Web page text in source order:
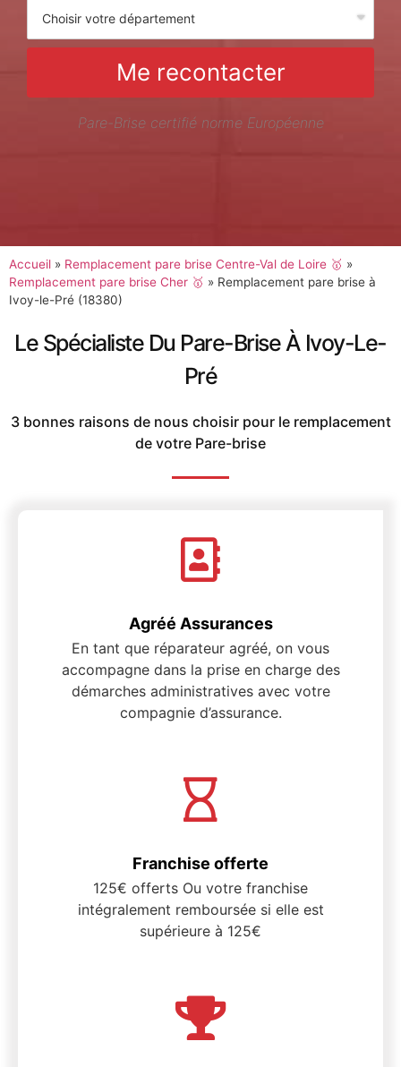
Me recontacter
Pare-Brise certifié norme Européenne
Accueil » Remplacement pare brise Centre-Val de Loire 🥇 »
Remplacement pare brise Cher 🥇 » Remplacement pare brise à
Ivoy-le-Pré (18380)
Le Spécialiste Du Pare-Brise À Ivoy-Le-
Pré
3 bonnes raisons de nous choisir pour le remplacement
de votre Pare-brise
Agréé Assurances
En tant que réparateur agréé, on vous
accompagne dans la prise en charge des
démarches administratives avec votre
compagnie d’assurance.
Franchise offerte
125€ offerts Ou votre franchise
intégralement remboursée si elle est
supérieure à 125€